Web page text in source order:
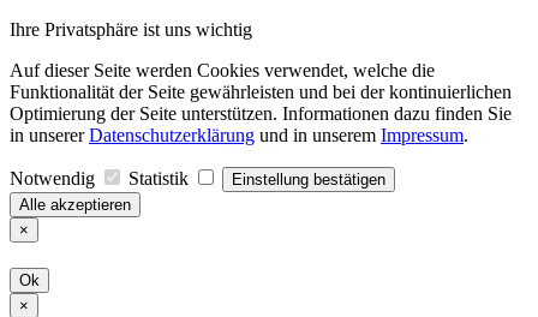
Ihre Privatsphäre ist uns wichtig
Auf dieser Seite werden Cookies verwendet, welche die
Funktionalität der Seite gewährleisten und bei der kontinuierlichen
Optimierung der Seite unterstützen. Informationen dazu finden Sie
in unsererDatenschutzerklärung und in unserem Impressum.
Notwendig Statistik
Einstellung bestätigen
Alle akzeptieren
×
Ok
×